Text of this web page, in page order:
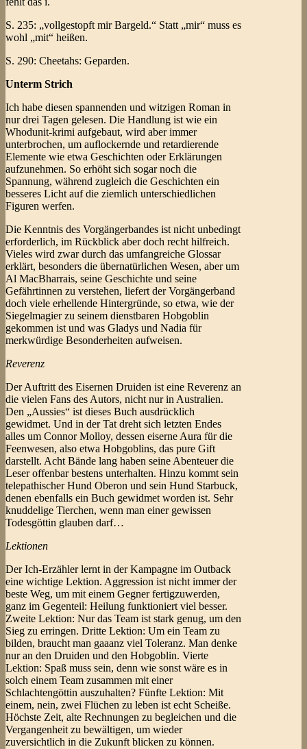
S. 235: „vollgestopft mir Bargeld.“ Statt „mir“ muss es
wohl „mit“ heißen.
S. 290: Cheetahs: Geparden.
Unterm Strich
Ich habe diesen spannenden und witzigen Roman in
nur drei Tagen gelesen. Die Handlung ist wie ein
Whodunit-krimi aufgebaut, wird aber immer
unterbrochen, um auflockernde und retardierende
Elemente wie etwa Geschichten oder Erklärungen
aufzunehmen. So erhöht sich sogar noch die
Spannung, während zugleich die Geschichten ein
besseres Licht auf die ziemlich unterschiedlichen
Figuren werfen.
Die Kenntnis des Vorgängerbandes ist nicht unbedingt
erforderlich, im Rückblick aber doch recht hilfreich.
Vieles wird zwar durch das umfangreiche Glossar
erklärt, besonders die übernatürlichen Wesen, aber um
Al MacBharrais, seine Geschichte und seine
Gefährtinnen zu verstehen, liefert der Vorgängerband
doch viele erhellende Hintergründe, so etwa, wie der
Siegelmagier zu seinem dienstbaren Hobgoblin
gekommen ist und was Gladys und Nadia für
merkwürdige Besonderheiten aufweisen.
Reverenz
Der Auftritt des Eisernen Druiden ist eine Reverenz an
die vielen Fans des Autors, nicht nur in Australien.
Den „Aussies“ ist dieses Buch ausdrücklich
gewidmet. Und in der Tat dreht sich letzten Endes
alles um Connor Molloy, dessen eiserne Aura für die
Feenwesen, also etwa Hobgoblins, das pure Gift
darstellt. Acht Bände lang haben seine Abenteuer die
Leser offenbar bestens unterhalten. Hinzu kommt sein
telepathischer Hund Oberon und sein Hund Starbuck,
denen ebenfalls ein Buch gewidmet worden ist. Sehr
knuddelige Tierchen, wenn man einer gewissen
Todesgöttin glauben darf…
Lektionen
Der Ich-Erzähler lernt in der Kampagne im Outback
eine wichtige Lektion. Aggression ist nicht immer der
beste Weg, um mit einem Gegner fertigzuwerden,
ganz im Gegenteil: Heilung funktioniert viel besser.
Zweite Lektion: Nur das Team ist stark genug, um den
Sieg zu erringen. Dritte Lektion: Um ein Team zu
bilden, braucht man gaaanz viel Toleranz. Man denke
nur an den Druiden und den Hobgoblin. Vierte
Lektion: Spaß muss sein, denn wie sonst wäre es in
solch einem Team zusammen mit einer
Schlachtengöttin auszuhalten? Fünfte Lektion: Mit
einem, nein, zwei Flüchen zu leben ist echt Scheiße.
Höchste Zeit, alte Rechnungen zu begleichen und die
Vergangenheit zu bewältigen, um wieder
zuversichtlich in die Zukunft blicken zu können.